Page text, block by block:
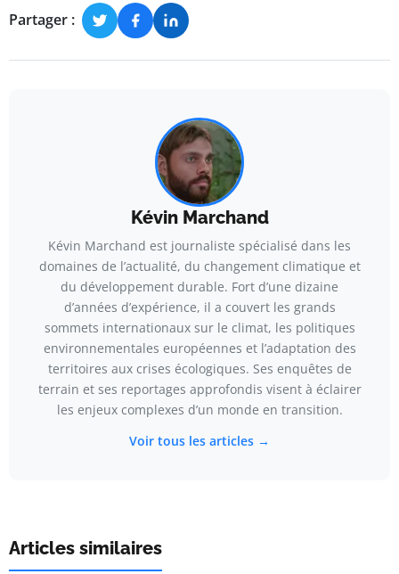
Partager :
Kévin Marchand
Kévin Marchand est journaliste spécialisé dans les
domaines de l’actualité, du changement climatique et
du développement durable. Fort d’une dizaine
d’années d’expérience, il a couvert les grands
sommets internationaux sur le climat, les politiques
environnementales européennes et l’adaptation des
territoires aux crises écologiques. Ses enquêtes de
terrain et ses reportages approfondis visent à éclairer
les enjeux complexes d’un monde en transition.
Voir tous les articles →
Articles similaires